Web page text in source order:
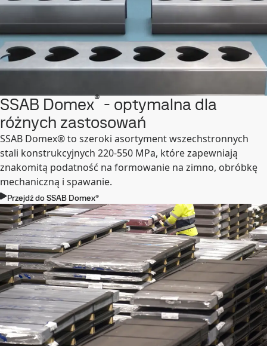
SSAB Domex® - optymalna dla
różnych zastosowań
SSAB Domex® to szeroki asortyment wszechstronnych
stali konstrukcyjnych 220-550 MPa, które zapewniają
znakomitą podatność na formowanie na zimno, obróbkę
mechaniczną i spawanie.
Przejdź do SSAB Domex®